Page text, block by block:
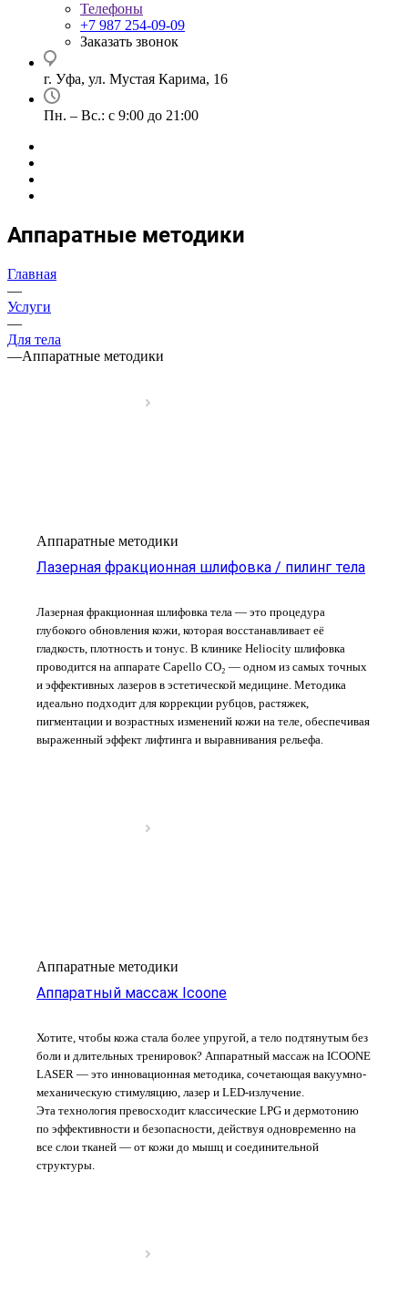
Телефоны
+7 987 254-09-09
Заказать звонок
г. Уфа, ул. Мустая Карима, 16
Пн. – Вс.: с 9:00 до 21:00
Аппаратные методики
Главная
—
Услуги
—
Для тела
—Аппаратные методики
Аппаратные методики
Лазерная фракционная шлифовка / пилинг тела
Лазерная фракционная шлифовка тела — это процедура
глубокого обновления кожи, которая восстанавливает её
гладкость, плотность и тонус. В клинике Heliocity шлифовка
проводится на аппарате Capello CO₂ — одном из самых точных
и эффективных лазеров в эстетической медицине. Методика
идеально подходит для коррекции рубцов, растяжек,
пигментации и возрастных изменений кожи на теле, обеспечивая
выраженный эффект лифтинга и выравнивания рельефа.
Аппаратные методики
Аппаратный массаж Icoone
Хотите, чтобы кожа стала более упругой, а тело подтянутым без
боли и длительных тренировок? Аппаратный массаж на ICOONE
LASER — это инновационная методика, сочетающая вакуумно-
механическую стимуляцию, лазер и LED-излучение.
Эта технология превосходит классические LPG и дермотонию
по эффективности и безопасности, действуя одновременно на
все слои тканей — от кожи до мышц и соединительной
структуры.